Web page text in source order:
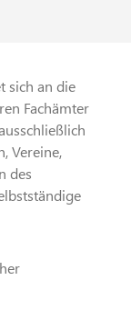
sich an die
Fachämter
Vereine,
des